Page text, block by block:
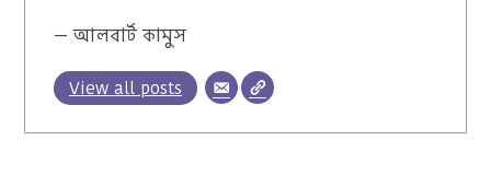
— আলবার্ট কামুস
View all posts